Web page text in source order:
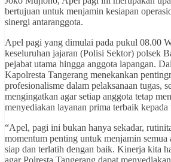
bertujuan untuk menjamin kesiapan
sinergi antaranggota.
Apel pagi yang dimulai pada pukul 08.00
keseluruhan jajaran (Polisi Sektor) polsek
pejabat utama hingga anggota lapangan.
Kapolresta Tangerang menekankan
profesionalisme dalam pelaksanaan tugas,
mengingatkan agar setiap anggota tetap
menyediakan layanan prima terbaik kepada
“Apel, pagi ini bukan hanya sekadar,
momentum penting untuk menjamin semua
siap dan terlatih dengan baik. Kinerja kita
agar Polresta Tangerang dapat